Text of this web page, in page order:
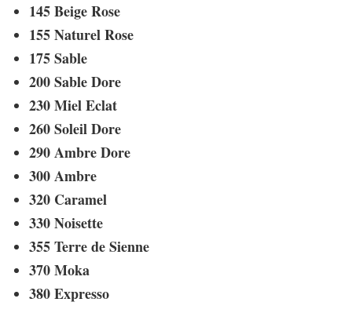
145 Beige Rose
155 Naturel Rose
175 Sable
200 Sable Dore
230 Miel Eclat
260 Soleil Dore
290 Ambre Dore
300 Ambre
320 Caramel
330 Noisette
355 Terre de Sienne
370 Moka
380 Expresso